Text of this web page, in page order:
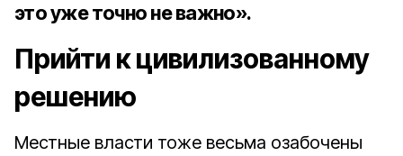
это уже точно не важно».
Прийти к цивилизованному
решению
Местные власти тоже весьма озабочены